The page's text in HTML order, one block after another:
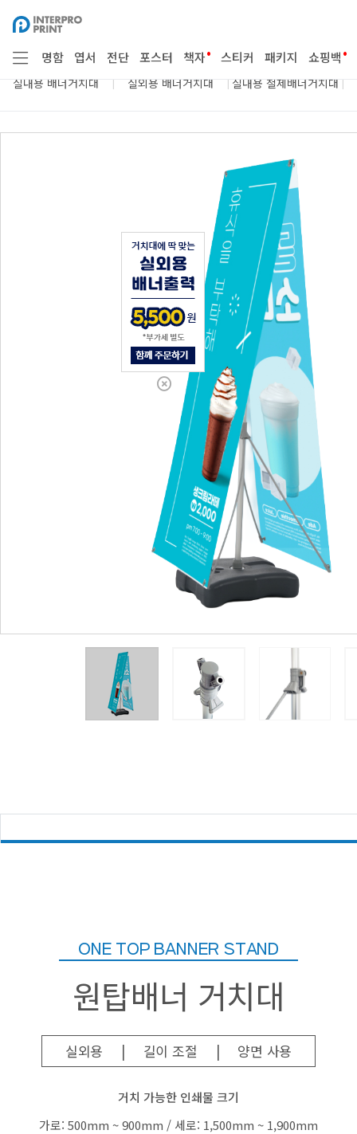
명함 엽서 전단 포스터 책자• 스티커 패키지 쇼핑백•
점착용품
실내용 배너거치대 | 실외용 배너거치대 | 실내용 철제배너거치대 |
ONE TOP BANNER STAND
원탑배너 거치대
실외용 | 길이 조절 | 양면 사용
거치 가능한 인쇄물 크기
가로: 500mm ~ 900mm / 세로: 1,500mm ~ 1,900mm